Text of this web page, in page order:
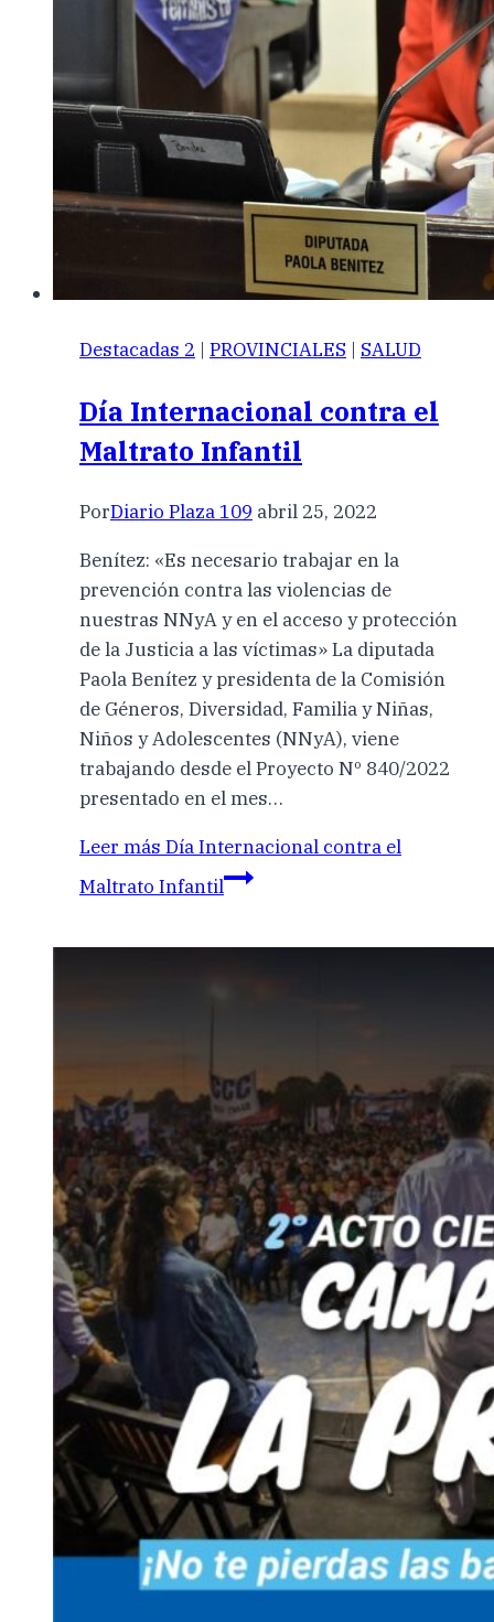
Destacadas 2 | PROVINCIALES | SALUD
Día Internacional contra el
Maltrato Infantil
PorDiario Plaza 109 abril 25, 2022
Benítez: «Es necesario trabajar en la
prevención contra las violencias de
nuestras NNyA y en el acceso y protección
de la Justicia a las víctimas» La diputada
Paola Benítez y presidenta de la Comisión
de Géneros, Diversidad, Familia y Niñas,
Niños y Adolescentes (NNyA), viene
trabajando desde el Proyecto Nº 840/2022
presentado en el mes…
Leer más Día Internacional contra el
Maltrato Infantil